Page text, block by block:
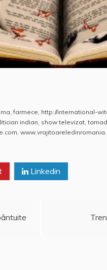
,farmece, http://international-
indian, show televizat,
,
Linkedin